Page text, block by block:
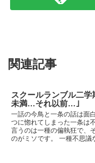
関連記事
スクールランブル二
未満…それ以前…｣
一話の今鳥と一条の話は面
つに惚れてしまった一条は
言うのは一種の偏執狂で、
のがミソです。 一種不思議